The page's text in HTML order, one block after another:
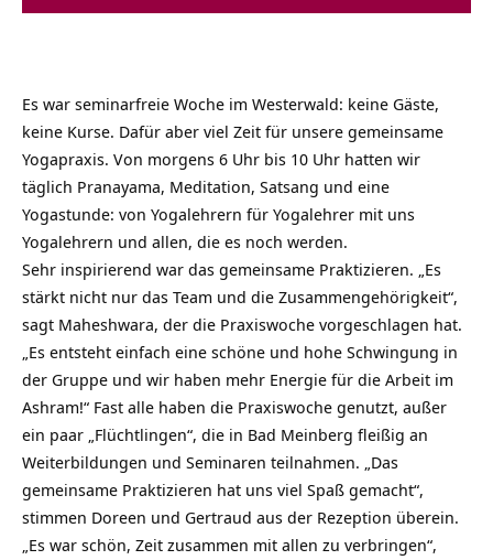
Es war seminarfreie Woche im Westerwald: keine Gäste,
keine Kurse. Dafür aber viel Zeit für unsere gemeinsame
Yogapraxis. Von morgens 6 Uhr bis 10 Uhr hatten wir
täglich Pranayama, Meditation, Satsang und eine
Yogastunde: von Yogalehrern für Yogalehrer mit uns
Yogalehrern und allen, die es noch werden.
Sehr inspirierend war das gemeinsame Praktizieren. „Es
stärkt nicht nur das Team und die Zusammengehörigkeit“,
sagt Maheshwara, der die Praxiswoche vorgeschlagen hat.
„Es entsteht einfach eine schöne und hohe Schwingung in
der Gruppe und wir haben mehr Energie für die Arbeit im
Ashram!“ Fast alle haben die Praxiswoche genutzt, außer
ein paar „Flüchtlingen“, die in Bad Meinberg fleißig an
Weiterbildungen und Seminaren teilnahmen. „Das
gemeinsame Praktizieren hat uns viel Spaß gemacht“,
stimmen Doreen und Gertraud aus der Rezeption überein.
„Es war schön, Zeit zusammen mit allen zu verbringen“,